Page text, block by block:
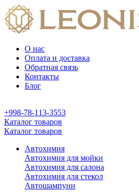
О нас
Оплата и доставка
Обратная связь
Контакты
Блог
+998-78-113-3553
Каталог товаров
Каталог товаров
Автохимия
Автохимия для мойки
Автохимия для салона
Автохимия для стекол
Автошампуни